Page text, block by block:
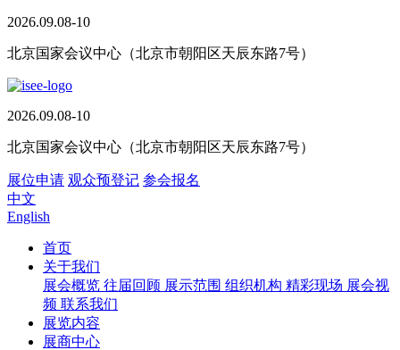
2026.09.08-10
北京国家会议中心（北京市朝阳区天辰东路7号）
2026.09.08-10
北京国家会议中心（北京市朝阳区天辰东路7号）
展位申请 观众预登记 参会报名
中文
English
首页
关于我们
展会概览 往届回顾 展示范围 组织机构 精彩现场 展会视
频 联系我们
展览内容
展商中心